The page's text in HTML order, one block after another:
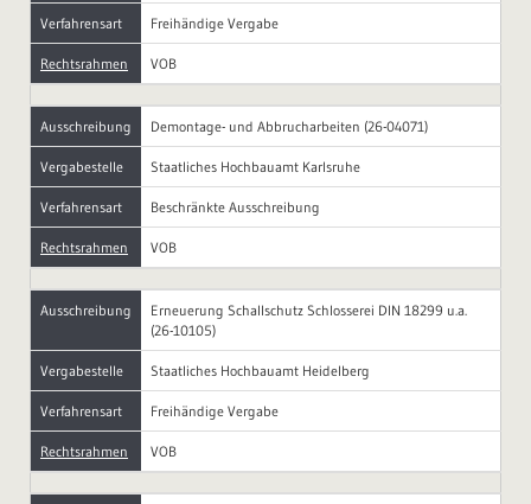
Verfahrensart Freihändige Vergabe
Rechtsrahmen VOB
Ausschreibung Demontage- und Abbrucharbeiten (26-04071)
Vergabestelle Staatliches Hochbauamt Karlsruhe
Verfahrensart Beschränkte Ausschreibung
Rechtsrahmen VOB
Ausschreibung
Erneuerung Schallschutz Schlosserei DIN 18299 u.a.
(26-10105)
Vergabestelle Staatliches Hochbauamt Heidelberg
Verfahrensart Freihändige Vergabe
Rechtsrahmen VOB